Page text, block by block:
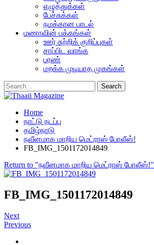
எழுத்துக்கள்
பேச்சுக்கள்
நமக்கான பாடல்
மணாவின் பக்கங்கள்
ஊர் சுற்றிக் குறிப்புகள்
சாப்பிட வாங்க
பரண்
மறக்க முடியாத முகங்கள்
Home
நாட்டு நடப்பு
தமிழ்நாடு
நவீனமாக மாறிய மெட்ராஸ் போலீஸ்!
FB_IMG_1501172014849
Return to "நவீனமாக மாறிய மெட்ராஸ் போலீஸ்!"
FB_IMG_1501172014849
Next
Previous